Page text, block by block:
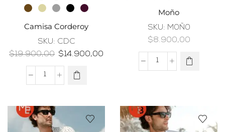
Camisa Corderoy
SKU: CDC
$19.900,00 $14.900,00
Moño
SKU: M0Ñ0
$8.900,00